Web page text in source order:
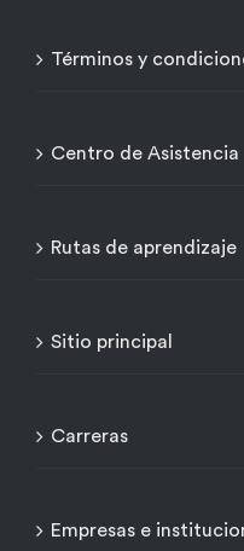
Términos y
Centro de Asistencia
Rutas de aprendizaje
Sitio principal
Carreras
Empresas e